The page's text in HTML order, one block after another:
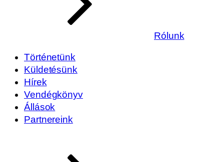
Rólunk
Történetünk
Küldetésünk
Hírek
Vendégkönyv
Állások
Partnereink